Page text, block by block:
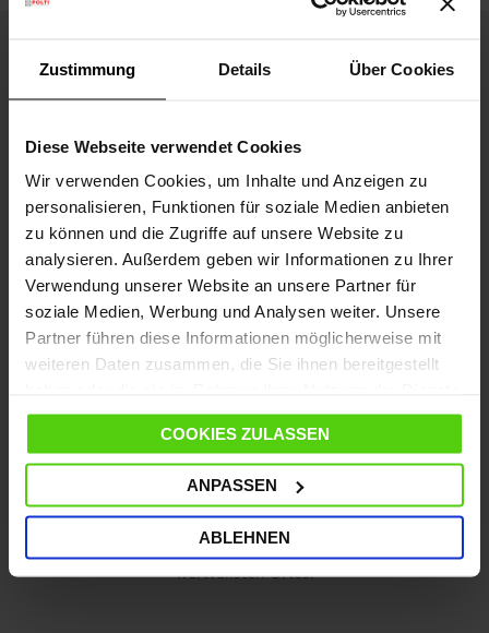
Zustimmung Details Über Cookies
Diese Webseite verwendet Cookies
Wir verwenden Cookies, um Inhalte und Anzeigen zu
personalisieren, Funktionen für soziale Medien anbieten
zu können und die Zugriffe auf unsere Website zu
analysieren. Außerdem geben wir Informationen zu Ihrer
Verwendung unserer Website an unsere Partner für
soziale Medien, Werbung und Analysen weiter. Unsere
Partner führen diese Informationen möglicherweise mit
weiteren Daten zusammen, die Sie ihnen bereitgestellt
gesammelt haben.
COOKIES ZULASSEN
ANPASSEN
ABLEHNEN
Kundenservice
Datenverarbeitung
Blog und Tipps
Newsletter
Die besten Tipps für die Reinigung
und Organisation des Hauses, des
wertvollsten Ortes.